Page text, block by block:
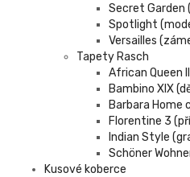
Secret Garden
Spotlight
Versailles
Tapety Rasch
African Queen
Bambino XIX
Barbara Home
Florentine 3
Indian Style
Schöner
Kusové koberce